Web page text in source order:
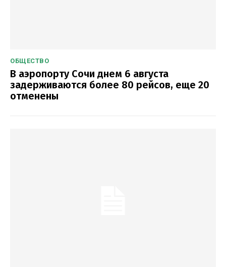
ОБЩЕСТВО
В аэропорту Сочи днем 6 августа
задерживаются более 80 рейсов, еще 20
отменены